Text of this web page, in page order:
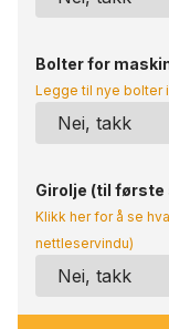
Bolter for
Legge til nye bolter
Girolje (til første
Klikk her for å se
nettleservindu)